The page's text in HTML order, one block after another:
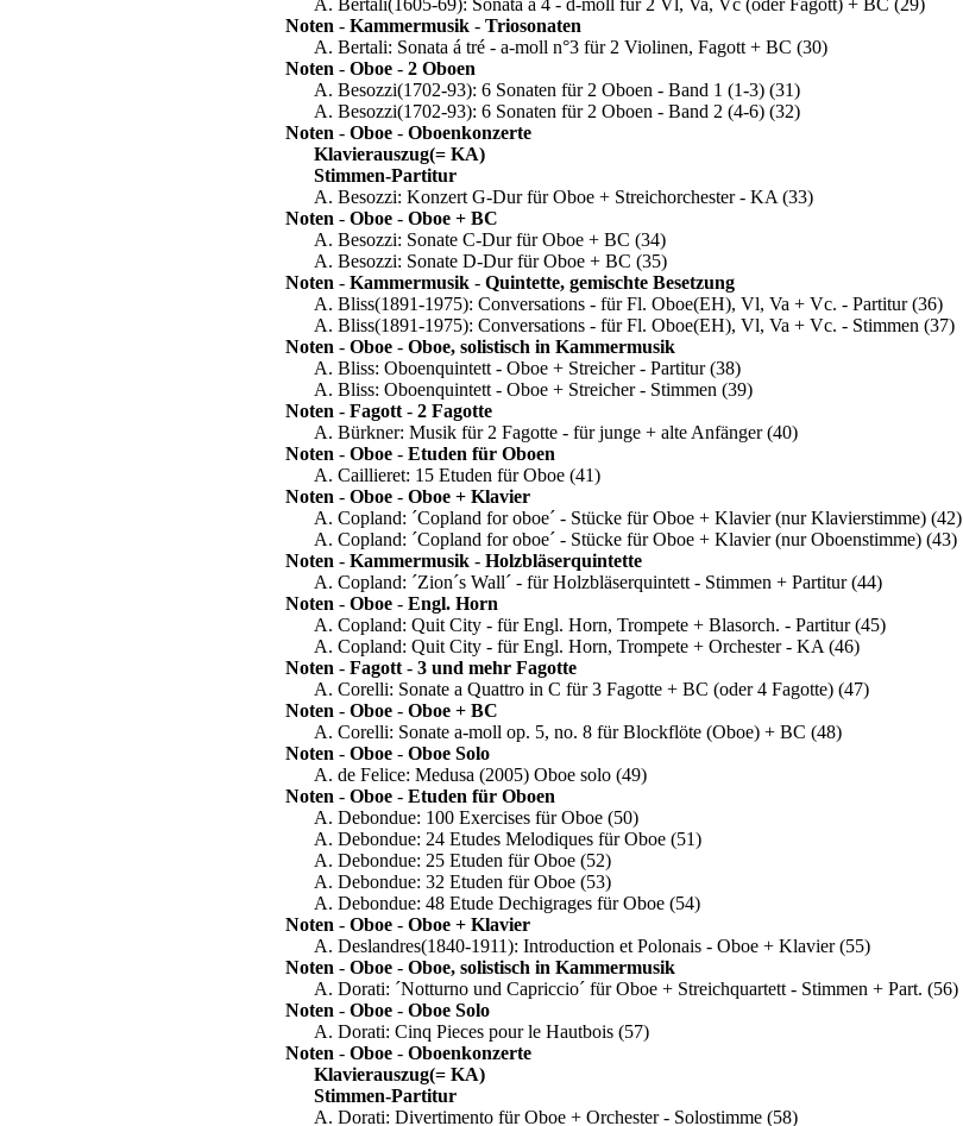
A. Bertali(1605-69): Sonata á 4 - d-moll für 2 Vl, Va, Vc (oder Fagott) + BC (29)
Noten - Kammermusik - Triosonaten
A. Bertali: Sonata á tré - a-moll n°3 für 2 Violinen, Fagott + BC (30)
Noten - Oboe - 2 Oboen
A. Besozzi(1702-93): 6 Sonaten für 2 Oboen - Band 1 (1-3) (31)
A. Besozzi(1702-93): 6 Sonaten für 2 Oboen - Band 2 (4-6) (32)
Noten - Oboe - Oboenkonzerte
Klavierauszug(= KA)
Stimmen-Partitur
A. Besozzi: Konzert G-Dur für Oboe + Streichorchester - KA (33)
Noten - Oboe - Oboe + BC
A. Besozzi: Sonate C-Dur für Oboe + BC (34)
A. Besozzi: Sonate D-Dur für Oboe + BC (35)
Noten - Kammermusik - Quintette, gemischte Besetzung
A. Bliss(1891-1975): Conversations - für Fl. Oboe(EH), Vl, Va + Vc. - Partitur(36)
A. Bliss(1891-1975): Conversations - für Fl. Oboe(EH), Vl, Va + Vc. - Stimmen (37)
Noten - Oboe - Oboe, solistisch in Kammermusik
A. Bliss: Oboenquintett - Oboe + Streicher - Partitur(38)
A. Bliss: Oboenquintett - Oboe + Streicher - Stimmen (39)
Noten - Fagott - 2 Fagotte
A. Bürkner: Musik für 2 Fagotte - für junge + alte Anfänger(40)
Noten - Oboe - Etuden für Oboen
A. Caillieret: 15 Etuden für Oboe (41)
Noten - Oboe - Oboe + Klavier
A. Copland: ´Copland for oboe´ - Stücke für Oboe + Klavier (nur Klavierstimme) (42)
A. Copland: ´Copland for oboe´ - Stücke für Oboe + Klavier (nur Oboenstimme) (43)
Noten - Kammermusik - Holzbläserquintette
A. Copland: ´Zion´s Wall´ - für Holzbläserquintett - Stimmen + Partitur(44)
Noten - Oboe - Engl. Horn
A. Copland: Quit City - für Engl. Horn, Trompete + Blasorch. - Partitur(45)
A. Copland: Quit City - für Engl. Horn, Trompete + Orchester - KA (46)
Noten - Fagott - 3 und mehr Fagotte
A. Corelli: Sonate a Quattro in C für 3 Fagotte + BC (oder 4 Fagotte) (47)
Noten - Oboe - Oboe + BC
A. Corelli: Sonate a-moll op. 5, no. 8 für Blockflöte (Oboe) + BC (48)
Noten - Oboe - Oboe Solo
A. de Felice: Medusa (2005) Oboe solo (49)
Noten - Oboe - Etuden für Oboen
A. Debondue: 100 Exercises für Oboe (50)
A. Debondue: 24 Etudes Melodiques für Oboe (51)
A. Debondue: 25 Etuden für Oboe (52)
A. Debondue: 32 Etuden für Oboe (53)
A. Debondue: 48 Etude Dechigrages für Oboe (54)
Noten - Oboe - Oboe + Klavier
A. Deslandres(1840-1911): Introduction et Polonais - Oboe + Klavier(55)
Noten - Oboe - Oboe, solistisch in Kammermusik
A. Dorati: ´Notturno und Capriccio´ für Oboe + Streichquartett - Stimmen + Part. (56)
Noten - Oboe - Oboe Solo
A. Dorati: Cinq Pieces pour le Hautbois (57)
Noten - Oboe - Oboenkonzerte
Klavierauszug(= KA)
Stimmen-Partitur
A. Dorati: Divertimento für Oboe + Orchester - Solostimme (58)